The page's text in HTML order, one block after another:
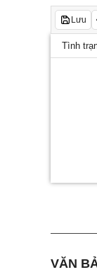
Lưu
Tình
VĂN